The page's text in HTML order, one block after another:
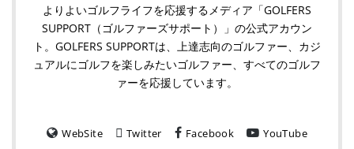
よりよいゴルフライフを応援するメディア「GOLFERS
SUPPORT（ゴルファーズサポート）」の公式アカウン
ト。GOLFERS SUPPORTは、上達志向のゴルファー、カジ
ュアルにゴルフを楽しみたいゴルファー、すべてのゴルフ
ァーを応援しています。
WebSite Twitter Facebook YouTube